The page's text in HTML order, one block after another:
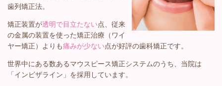
歯列矯正法。
矯正装置が透明で目立たない点、従来
の金属の装置を使った矯正治療（ワイ
ヤー矯正）よりも痛みが少ない点が好評の歯科矯正です。
世界中にある数あるマウスピース矯正システムのうち、当院は
「インビザライン」を採用しています。